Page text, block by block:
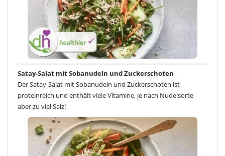
Satay-Salat mit Sobanudeln und Zuckerschoten
Der Satay-Salat mit Sobanudeln und Zuckerschoten ist
proteinreich und enthält viele Vitamine, je nach Nudelsorte
aber zu viel Salz!